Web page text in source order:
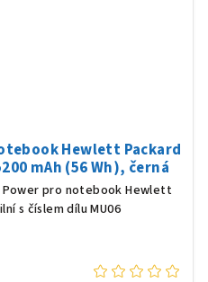
Hewlett Packard
mAh (56 Wh), černá
pro notebook Hewlett
s číslem dílu MU06